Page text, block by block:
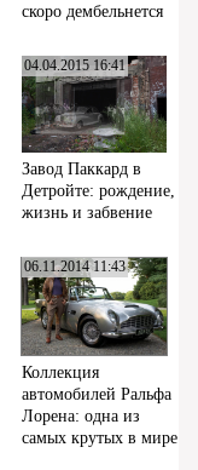
скоро дембельнется
04.04.2015 16:41
Завод Паккард в
Детройте: рождение,
жизнь и забвение
06.11.2014 11:43
Коллекция
автомобилей Ральфа
Лорена: одна из
самых крутых в мире